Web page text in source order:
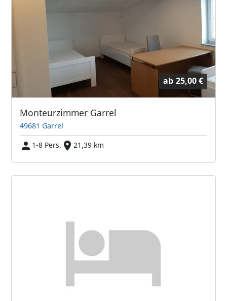
ab 25,00 €
Monteurzimmer Garrel
49681 Garrel
1-8 Pers.
21,39 km